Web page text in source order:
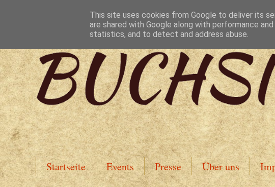
Startseite Events Presse Über uns
This site uses cookies from Google to deliver its
are shared with Google along with performance
statistics, and to detect and address abuse.